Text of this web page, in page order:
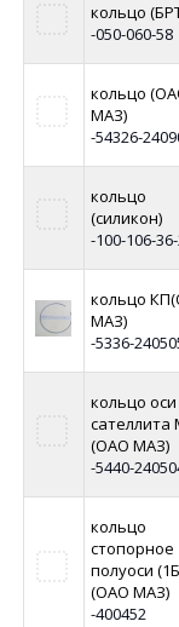
кольцо
-050-060-58
кольцо
МАЗ)
-54326-
кольцо
(силикон)
-100-106-
кольцо
МАЗ)
-5336-
кольцо оси
сателлита
(ОАО МАЗ)
-5440-
кольцо
стопорное
полуоси
(ОАО МАЗ)
-400452